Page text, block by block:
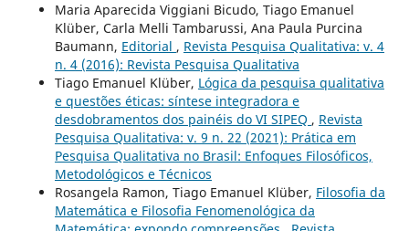
Maria Aparecida Viggiani Bicudo, Tiago Emanuel
Klüber, Carla Melli Tambarussi, Ana Paula Purcina
Baumann, Editorial , Revista Pesquisa Qualitativa: v. 4
n. 4 (2016): Revista Pesquisa Qualitativa
Tiago Emanuel Klüber, Lógica da pesquisa qualitativa
e questões éticas: síntese integradora e
desdobramentos dos painéis do VI SIPEQ , Revista
Pesquisa Qualitativa: v. 9 n. 22 (2021): Prática em
Pesquisa Qualitativa no Brasil: Enfoques Filosóficos,
Metodológicos e Técnicos
Rosangela Ramon, Tiago Emanuel Klüber, Filosofia da
Matemática e Filosofia Fenomenológica da